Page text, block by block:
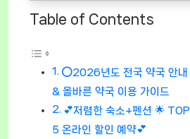
Table of Contents
⭕2026년도 전국 약국 안내
& 올바른 약국 이용 가이드
💕저렴한 숙소+펜션 🌟 TOP
5 온라인 할인 예약💕